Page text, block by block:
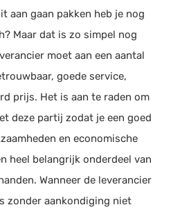
aan gaan pakken heb je nog
Maar dat is zo simpel nog
moet aan een aantal
goede service,
prijs. Het is aan te raden om
deze partij zodat je een goed
en economische
heel belangrijk onderdeel van
Wanneer de leverancier
zonder aankondiging niet